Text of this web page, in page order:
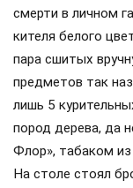
смерти в личном
кителя белого
пара сшитых
предметов так
лишь 5
пород дерева, да
Флор», табаком
На столе стоял